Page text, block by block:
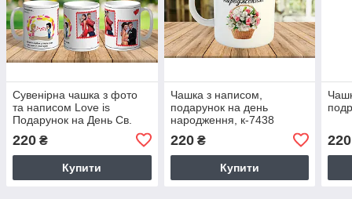
Сувенірна чашка з фото
та написом Love is
Подарунок на День Св.
220 ₴
Купити
Чашка з написом,
подарунок на день
народження, к-7438
220₴
Купити
220